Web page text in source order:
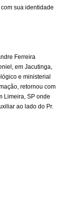
sua identidade
Ferreira
em Jacutinga,
e ministerial
retornou com
Limeira, SP onde
ao lado do Pr.